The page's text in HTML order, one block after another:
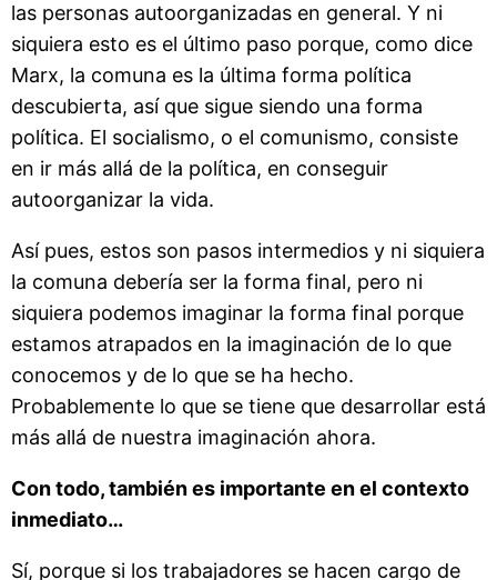
las personas autoorganizadas en general. Y ni
siquiera esto es el último paso porque, como dice
Marx, la comuna es la última forma política
descubierta, así que sigue siendo una forma
política. El socialismo, o el comunismo, consiste
en ir más allá de la política, en conseguir
autoorganizar la vida.
Así pues, estos son pasos intermedios y ni siquiera
la comuna debería ser la forma final, pero ni
siquiera podemos imaginar la forma final porque
estamos atrapados en la imaginación de lo que
conocemos y de lo que se ha hecho.
Probablemente lo que se tiene que desarrollar está
más allá de nuestra imaginación ahora.
Con todo, también es importante en el contexto
inmediato…
Sí, porque si los trabajadores se hacen cargo de